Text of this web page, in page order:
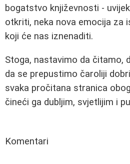
bogatstvo književnosti -
otkriti, neka nova emocija za
koji će nas iznenaditi.
Stoga, nastavimo da čitamo,
da se prepustimo čaroliji
svaka pročitana stranica
čineći ga dubljim, svjetlijim i
Komentari